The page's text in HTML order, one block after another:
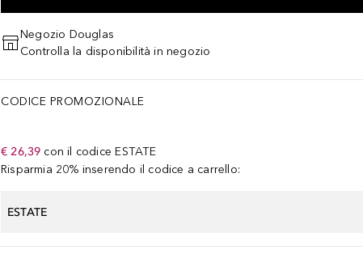
Negozio Douglas
Controlla la disponibilità in negozio
CODICE PROMOZIONALE
€ 26,39 con il codice ESTATE
Risparmia 20% inserendo il codice a carrello:
ESTATE